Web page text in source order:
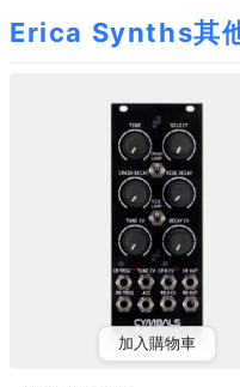
Erica Synths其
加入購物車